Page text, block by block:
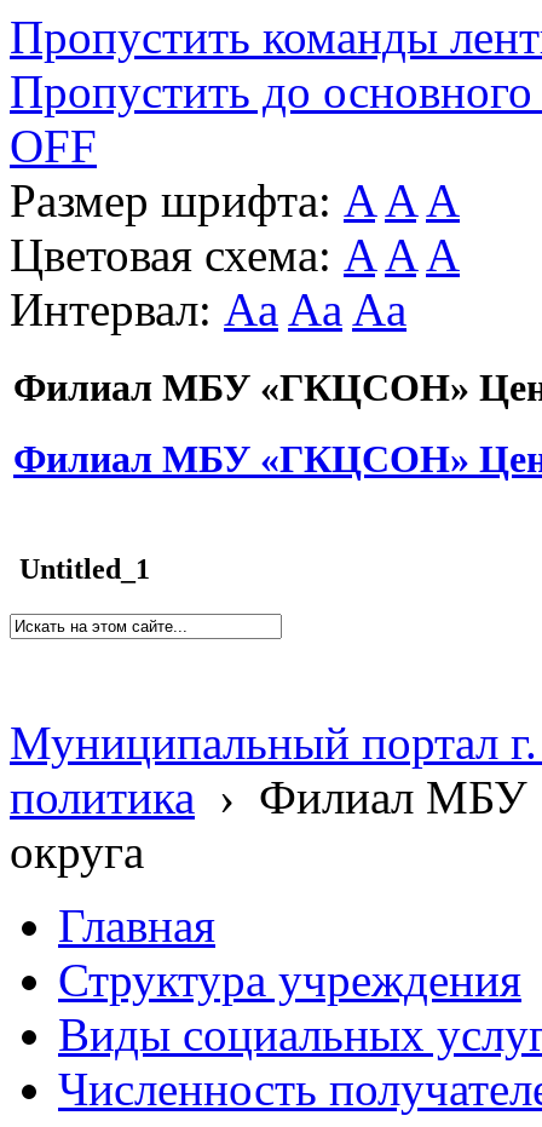
Пропустить команды
Пропустить до основного
OFF
Размер шрифта: A A A
Цветовая схема: A A A
Интервал: Aa Aa Aa
Филиал МБУ «ГКЦСОН»
Филиал МБУ «ГКЦСОН»
Untitled_1
Муниципальный портал
политика › Филиал МБУ
округа
Главная
Структура учреждения
Виды социальных
Численность